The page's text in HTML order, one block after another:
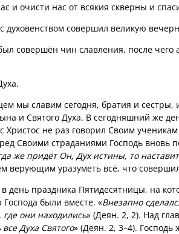
и очисти нас от всякия скверны и
духовенством совершил великую
совершён чин славления, после чего
мы славим сегодня, братия и сестры,
и Святого Духа. В сегодняшний же
Христос не раз говорил Своим ученикам
Своими страданиями Господь вновь
же придёт Он, Дух истины, то
верующим уразуметь всё, что
день праздника Пятидесятницы, на
были вместе. «Внезапно
они находились» (Деян. 2, 2). Над
Духа Святого» (Деян. 2, 3–4). Господь